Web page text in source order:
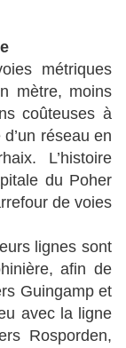
métriques
mètre, moins
coûteuses à
réseau en
L’histoire
du Poher
de voies
lignes sont
afin de
Guingamp et
avec la ligne
Rosporden,